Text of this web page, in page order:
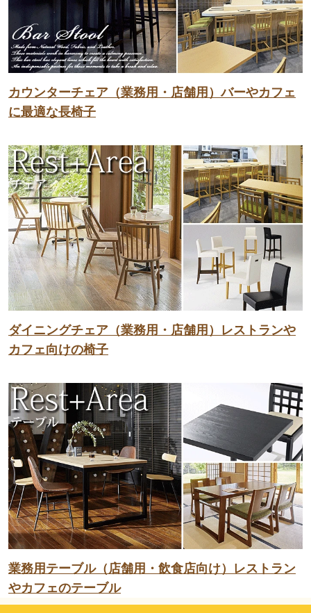
カウンターチェア（業務用・店舗用）バーやカフェ
に最適な長椅子
ダイニングチェア（業務用・店舗用）レストランや
カフェ向けの椅子
業務用テーブル（店舗用・飲食店向け）レストラン
やカフェのテーブル